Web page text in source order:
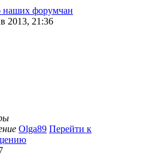
наших форумчан
2013, 21:36
Olga89 Перейти к